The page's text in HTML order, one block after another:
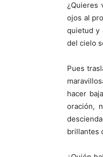
¿Quieres
ojos al
quietud y
del cielo
Pues
hacer
oración,
brillantes